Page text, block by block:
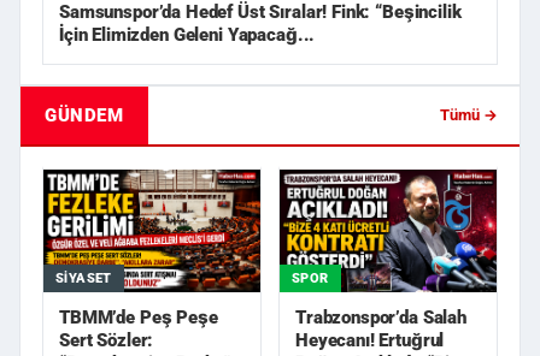
Samsunspor’da Hedef Üst Sıralar! Fink: “Beşincilik
İçin Elimizden Geleni Yapacağ...
GÜNDEM Tümü →
SIYASET
TBMM’de Peş Peşe
Sert Sözler:
SPOR
Trabzonspor’da Salah
Heyecanı! Ertuğrul